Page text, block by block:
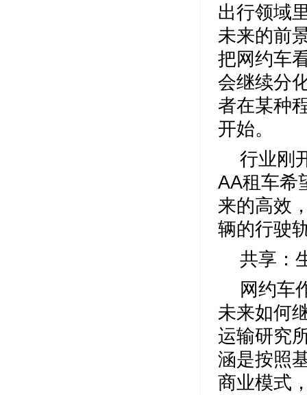
出行领域
未来的前
把网约车
会继续分
者在某种
开始。
行业刚
AA租车希
来的高效
辆的行驶
共享：
网约车
未来如何
运输研究
涵是按照
商业模式